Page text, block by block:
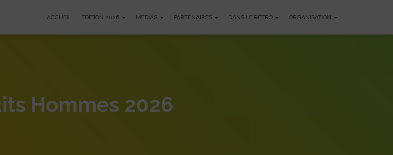
ACCUEIL EDITION 2026 MÉDIAS PARTENAIRES DANS LE RÉTRO ORGANISATION
Hommes 2026